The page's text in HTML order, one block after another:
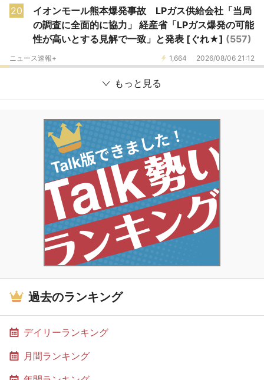
20
イオンモール熊本爆発事故 LPガス供給会社「当局
の調査に全面的に協力」 経産省「LPガス爆発の可能
性が高いとする見解で一致」と発表 [ぐれ★] (557)
1,664 2026/08/06 21:12
ニュース速報+
もっと見る
過去のランキング
デイリーランキング
月間ランキング